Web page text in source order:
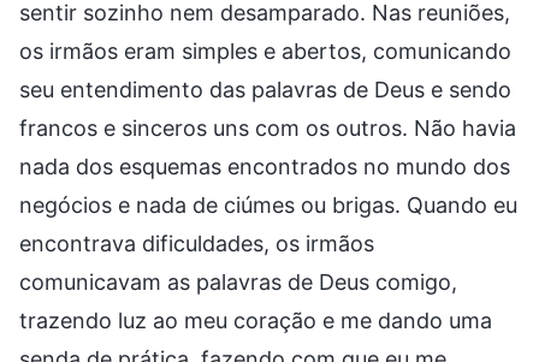
sentir sozinho nem desamparado. Nas reuniões,
os irmãos eram simples e abertos, comunicando
seu entendimento das palavras de Deus e sendo
francos e sinceros uns com os outros. Não havia
nada dos esquemas encontrados no mundo dos
negócios e nada de ciúmes ou brigas. Quando eu
encontrava dificuldades, os irmãos
comunicavam as palavras de Deus comigo,
trazendo luz ao meu coração e me dando uma